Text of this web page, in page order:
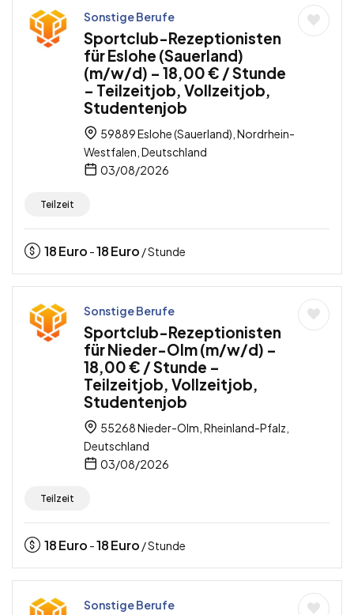
Sonstige Berufe
Sportclub-Rezeptionisten
für Eslohe (Sauerland)
(m/w/d) – 18,00 € / Stunde
– Teilzeitjob, Vollzeitjob,
Studentenjob
59889 Eslohe (Sauerland), Nordrhein-
Westfalen, Deutschland
03/08/2026
Teilzeit
18Euro -18Euro / Stunde
Sonstige Berufe
Sportclub-Rezeptionisten
für Nieder-Olm (m/w/d) –
18,00 € / Stunde –
Teilzeitjob, Vollzeitjob,
Studentenjob
55268 Nieder-Olm, Rheinland-Pfalz,
Deutschland
03/08/2026
Teilzeit
18Euro -18Euro / Stunde
Sonstige Berufe